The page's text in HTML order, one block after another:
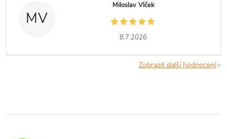
MV
Miloslav Vlček
8.7.2026
Zobrazit další hodnocení